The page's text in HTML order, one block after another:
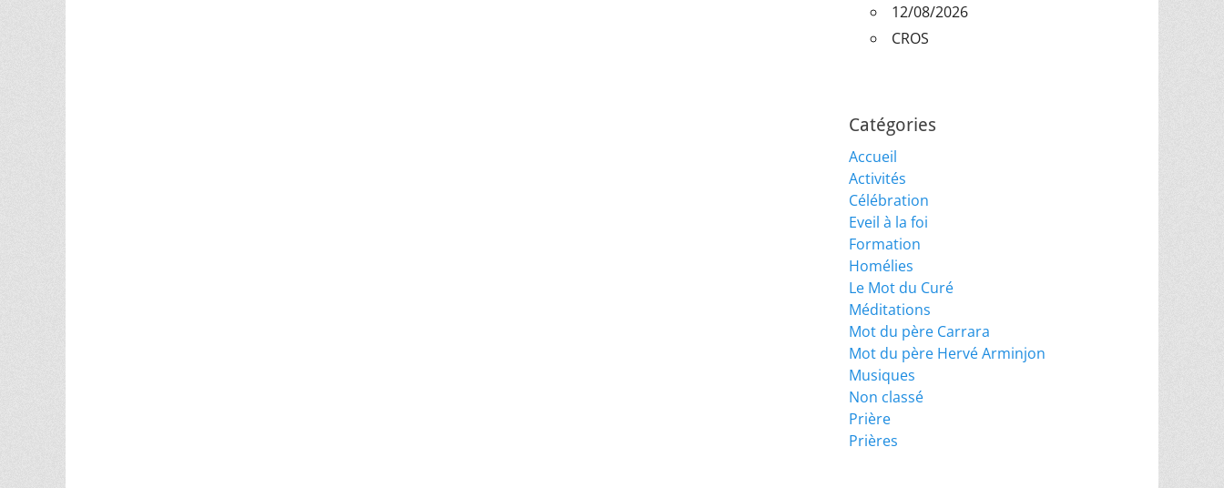
12/08/2026
CROS
Catégories
Accueil
Activités
Célébration
Eveil à la foi
Formation
Homélies
Le Mot du Curé
Méditations
Mot du père Carrara
Mot du père Hervé Arminjon
Musiques
Non classé
Prière
Prières